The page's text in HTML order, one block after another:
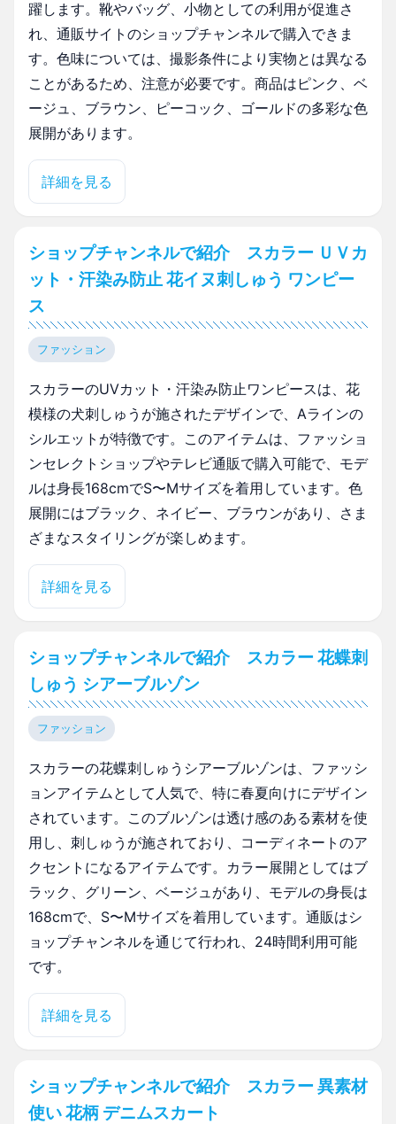
躍します。靴やバッグ、小物としての利用が促進さ
れ、通販サイトのショップチャンネルで購入できま
す。色味については、撮影条件により実物とは異なる
ことがあるため、注意が必要です。商品はピンク、ベ
ージュ、ブラウン、ピーコック、ゴールドの多彩な色
展開があります。
詳細を見る
ショップチャンネルで紹介 スカラー ＵＶカ
ット・汗染み防止 花イヌ刺しゅう ワンピー
ス
ファッション
スカラーのUVカット・汗染み防止ワンピースは、花
模様の犬刺しゅうが施されたデザインで、Aラインの
シルエットが特徴です。このアイテムは、ファッショ
ンセレクトショップやテレビ通販で購入可能で、モデ
ルは身長168cmでS〜Mサイズを着用しています。色
展開にはブラック、ネイビー、ブラウンがあり、さま
ざまなスタイリングが楽しめます。
詳細を見る
ショップチャンネルで紹介 スカラー 花蝶刺
しゅう シアーブルゾン
ファッション
スカラーの花蝶刺しゅうシアーブルゾンは、ファッシ
ョンアイテムとして人気で、特に春夏向けにデザイン
されています。このブルゾンは透け感のある素材を使
用し、刺しゅうが施されており、コーディネートのア
クセントになるアイテムです。カラー展開としてはブ
ラック、グリーン、ベージュがあり、モデルの身長は
168cmで、S〜Mサイズを着用しています。通販はシ
ョップチャンネルを通じて行われ、24時間利用可能
です。
詳細を見る
ショップチャンネルで紹介 スカラー 異素材
使い 花柄 デニムスカート